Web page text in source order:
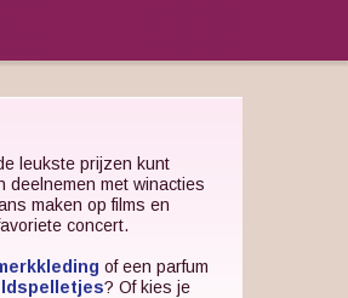
leukste prijzen kunt
deelnemen met winacties
maken op films en
concert.
of een parfum
? Of kies je